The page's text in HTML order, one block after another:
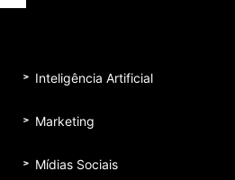
Inteligência Artificial
Marketing
Mídias Sociais